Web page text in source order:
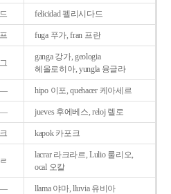
드 felicidad 펠리시다드
프 fuga 푸가, fran 프란
그
ganga 강가, geologia
헤올로히아, yungla 융글라
― hipo 이포, quehacer 케아세르
― jueves 후에베스, reloj 렐로
크 kapok 카포크
ㄹ
lacrar 라크라르, Lulio 룰리오,
ocal 오칼
― llama 야마, lluvia 유비아